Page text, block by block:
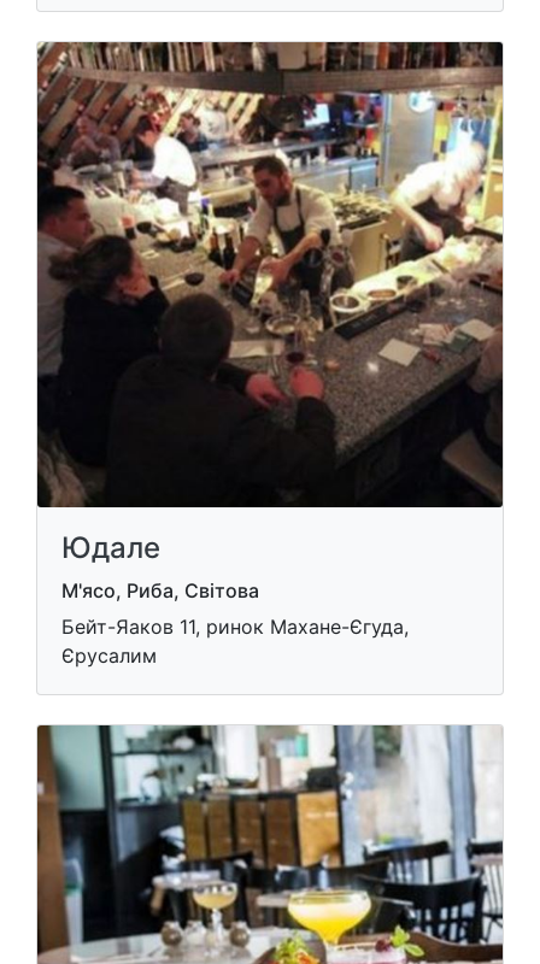
Юдале
М'ясо, Риба, Світова
Бейт-Яаков 11, ринок Махане-Єгуда,
Єрусалим